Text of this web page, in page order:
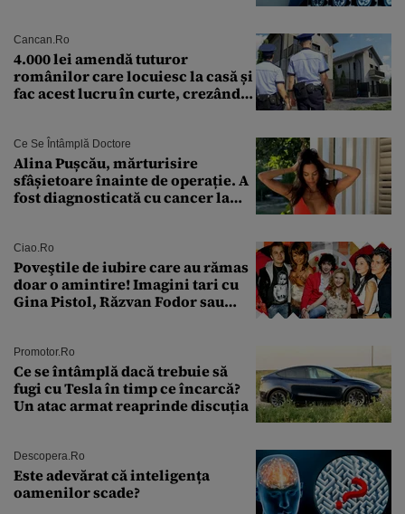
Cancan.ro
4.000 lei amendă tuturor
românilor care locuiesc la casă și
fac acest lucru în curte, crezând
Ce Se Întâmplă Doctore
Alina Pușcău, mărturisire
sfâșietoare înainte de operație. A
fost diagnosticată cu cancer la
îmi salvez viața”
Ciao.ro
Poveştile de iubire care au rămas
doar o amintire! Imagini tari cu
Gina Pistol, Răzvan Fodor sau
Promotor.ro
Ce se întâmplă dacă trebuie să
fugi cu Tesla în timp ce încarcă?
Un atac armat reaprinde discuția
Descopera.ro
Este adevărat că inteligența
oamenilor scade?